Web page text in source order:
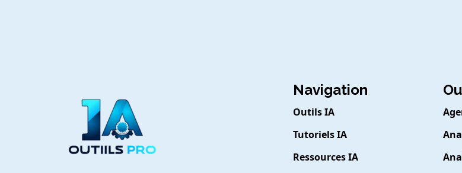
Navigation
Outils IA
Tutoriels IA
Ressources IA